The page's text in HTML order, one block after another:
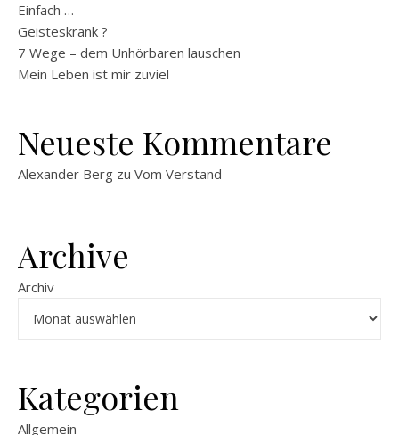
Einfach …
Geisteskrank ?
7 Wege – dem Unhörbaren lauschen
Mein Leben ist mir zuviel
Neueste Kommentare
Alexander Berg zu Vom Verstand
Archive
Archiv
Kategorien
Allgemein